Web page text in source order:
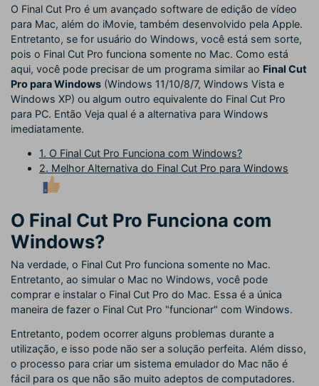
Mostre sua criatividade
ilimitada com o Hub de
Criadores
Crie efeitos de vídeo
profissionais por conta própria
Comunidade
Blog
Saiba mais
O Final Cut Pro é um avançado software de edição de vídeo
para Mac, além do iMovie, também desenvolvido pela Apple.
Entretanto, se for usuário do Windows, você está sem sorte,
pois o Final Cut Pro funciona somente no Mac. Como está
aqui, você pode precisar de um programa similar ao Final Cut
Pro para Windows (Windows 11/10/8/7, Windows Vista e
Windows XP) ou algum outro equivalente do Final Cut Pro
para PC. Então Veja qual é a alternativa para Windows
imediatamente.
1. O Final Cut Pro Funciona com Windows?
2. Melhor Alternativa do Final Cut Pro para Windows
O Final Cut Pro Funciona com
Windows?
Na verdade, o Final Cut Pro funciona somente no Mac.
Entretanto, ao simular o Mac no Windows, você pode
comprar e instalar o Final Cut Pro do Mac. Essa é a única
maneira de fazer o Final Cut Pro "funcionar" com Windows.
Entretanto, podem ocorrer alguns problemas durante a
utilização, e isso pode não ser a solução perfeita. Além disso,
o processo para criar um sistema emulador do Mac não é
fácil para os que não são muito adeptos de computadores.